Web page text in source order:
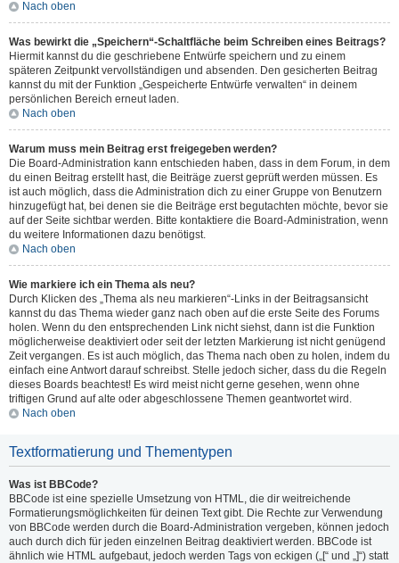
Nach oben
Was bewirkt die „Speichern“-Schaltfläche beim Schreiben eines Beitrags?
Hiermit kannst du die geschriebene Entwürfe speichern und zu einem
späteren Zeitpunkt vervollständigen und absenden. Den gesicherten Beitrag
kannst du mit der Funktion „Gespeicherte Entwürfe verwalten“ in deinem
persönlichen Bereich erneut laden.
Nach oben
Warum muss mein Beitrag erst freigegeben werden?
Die Board-Administration kann entschieden haben, dass in dem Forum, in dem
du einen Beitrag erstellt hast, die Beiträge zuerst geprüft werden müssen. Es
ist auch möglich, dass die Administration dich zu einer Gruppe von Benutzern
hinzugefügt hat, bei denen sie die Beiträge erst begutachten möchte, bevor sie
auf der Seite sichtbar werden. Bitte kontaktiere die Board-Administration, wenn
du weitere Informationen dazu benötigst.
Nach oben
Wie markiere ich ein Thema als neu?
Durch Klicken des „Thema als neu markieren“-Links in der Beitragsansicht
kannst du das Thema wieder ganz nach oben auf die erste Seite des Forums
holen. Wenn du den entsprechenden Link nicht siehst, dann ist die Funktion
möglicherweise deaktiviert oder seit der letzten Markierung ist nicht genügend
Zeit vergangen. Es ist auch möglich, das Thema nach oben zu holen, indem du
einfach eine Antwort darauf schreibst. Stelle jedoch sicher, dass du die Regeln
dieses Boards beachtest! Es wird meist nicht gerne gesehen, wenn ohne
triftigen Grund auf alte oder abgeschlossene Themen geantwortet wird.
Nach oben
Textformatierung und Thementypen
Was ist BBCode?
BBCode ist eine spezielle Umsetzung von HTML, die dir weitreichende
Formatierungsmöglichkeiten für deinen Text gibt. Die Rechte zur Verwendung
von BBCode werden durch die Board-Administration vergeben, können jedoch
auch durch dich für jeden einzelnen Beitrag deaktiviert werden. BBCode ist
ähnlich wie HTML aufgebaut, jedoch werden Tags von eckigen („[“ und „]“) statt